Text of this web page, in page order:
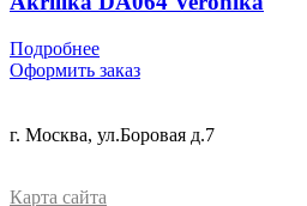
Подробнее
Оформить заказ
г. Москва, ул.Боровая д.7
Карта сайта